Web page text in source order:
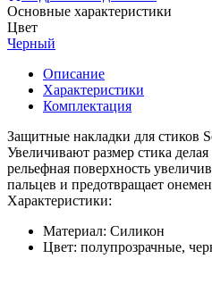
Основные характеристики
Цвет
Черный
Описание
Характеристики
Комплектация
Защитные накладки для стиков
Увеличивают размер стика
рельефная поверхность
пальцев и предотвращает
Характеристики:
Материал: Силикон
Цвет: полупрозрачные,